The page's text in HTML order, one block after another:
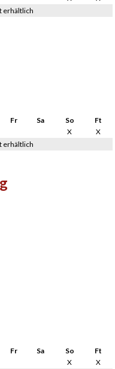
erhältlich
Fr Sa So
Ft
X
X
erhältlich
Fr Sa So
Ft
X
X